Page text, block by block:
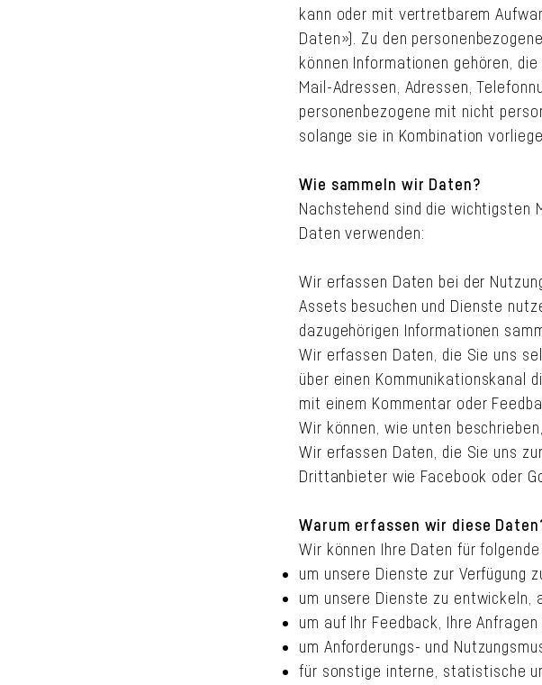
kann oder mit vertretbarem
Daten»). Zu den
können Informationen gehören,
Mail-Adressen, Adressen,
personenbezogene mit nicht
solange sie in Kombination
Wie sammeln wir Daten?
Nachstehend sind die wichtigsten
Daten verwenden:
Wir erfassen Daten bei der
Assets besuchen und Dienste
dazugehörigen Informationen
Wir erfassen Daten, die Sie uns
über einen Kommunikationskanal
mit einem Kommentar oder
Wir können, wie unten
Wir erfassen Daten, die Sie uns
Drittanbieter wie Facebook oder
Warum erfassen wir diese
Wir können Ihre Daten für
um unsere Dienste zur Verfügung
um unsere Dienste zu entwickeln,
um auf Ihr Feedback, Ihre
um Anforderungs- und
für sonstige interne, statistische